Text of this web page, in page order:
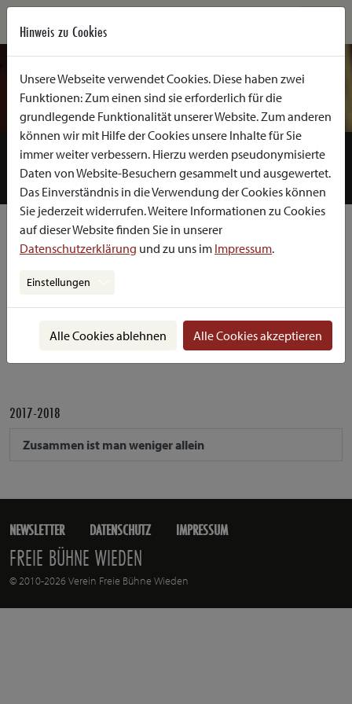
SPIELPLAN PRODUKTIONEN DER SAISON
ARCHIV
URAUFFÜHRUNGEN
KÜNSTLERINNEN
Anatol Rieger
Schauspieler
PRODUKTIONEN IN DER FREIEN BÜHNE WIEDEN
2017-2018
Zusammen ist man weniger allein
FREIE BÜHNE WIEDEN
© 2010-2026 Verein Freie Bühne Wieden
NEWSLETTER DATENSCHUTZ IMPRESSUM
Hinweis zu Cookies
Unsere Webseite verwendet Cookies. Diese haben zwei
Funktionen: Zum einen sind sie erforderlich für die
grundlegende Funktionalität unserer Website. Zum anderen
können wir mit Hilfe der Cookies unsere Inhalte für Sie
immer weiter verbessern. Hierzu werden pseudonymisierte
Daten von Website-Besuchern gesammelt und ausgewertet.
Das Einverständnis in die Verwendung der Cookies können
Sie jederzeit widerrufen. Weitere Informationen zu Cookies
auf dieser Website finden Sie in unserer
Datenschutzerklärung und zu uns im Impressum.
Einstellungen
Alle Cookies ablehnen Alle Cookies akzeptieren